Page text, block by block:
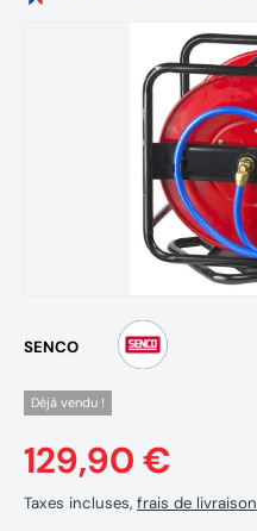
SENCO
Déjà vendu !
129,90 €
Taxes incluses, frais de livraison